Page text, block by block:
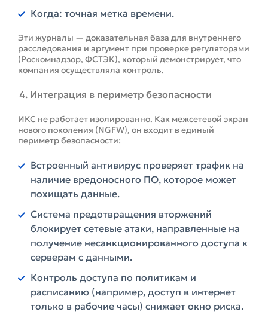
Когда: точная метка времени.
Эти журналы — доказательная база для внутреннего
расследования и аргумент при проверке регуляторами
(Роскомнадзор, ФСТЭК), который демонстрирует, что
компания осуществляла контроль.
Интеграция в периметр безопасности
ИКС не работает изолированно. Как межсетевой экран
нового поколения (NGFW), он входит в единый
периметр безопасности:
Встроенный антивирус проверяет трафик на
наличие вредоносного ПО, которое может
похищать данные.
Система предотвращения вторжений
блокирует сетевые атаки, направленные на
получение несанкционированного доступа к
серверам с данными.
Контроль доступа по политикам и
расписанию (например, доступ в интернет
только в рабочие часы) снижает окно риска.